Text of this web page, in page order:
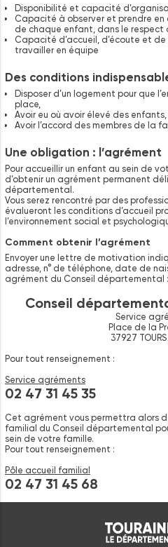
Disponibilité et capacité
Capacité à observer et prendre en
de chaque enfant, dans le respect
Capacité d’accueil, d’écoute et
travailler en équipe
Des conditions
Disposer d’un logement pour que
place,
Avoir eu où avoir élevé des enfants,
Avoir l’accord des membres de la
Une obligation : l’agrément
Pour accueillir un enfant au sein de
d’obtenir un agrément permanent
départemental.
Vous serez rencontré par des
évalueront les conditions d’accueil
l’environnement social et
Comment obtenir l’agrément
Envoyer une lettre de motivation
adresse, n° de téléphone, date de
agrément du Conseil départemental :
Conseil
Service
Place de la
37927 TOURS
Pour tout renseignement :
Service agréments
02 47 31 45 35
Cet agrément vous permettra alors
familial du Conseil départemental
sein de votre famille.
Pour tout renseignement :
Pôle accueil familial
02 47 31 45 68